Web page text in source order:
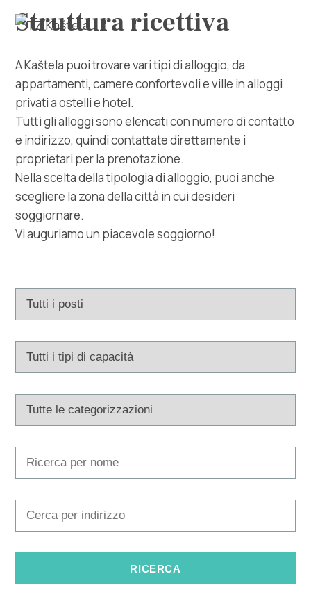
Esplora
Destinazione
Cosa fare
Info
Tourist office
Safe in Dalmatia
it
+385 21 227 933
info@kastela-info.hr
Villa Nika, Kamberovo šetalište 30,
21216 Kaštel Stari, Hrvatska
Struttura ricettiva
A Kaštela puoi trovare vari tipi di alloggio, da
appartamenti, camere confortevoli e ville in alloggi
privati ​​a ostelli e hotel.
Tutti gli alloggi sono elencati con numero di contatto
e indirizzo, quindi contattate direttamente i
proprietari per la prenotazione.
Nella scelta della tipologia di alloggio, puoi anche
scegliere la zona della città in cui desideri
soggiornare.
Vi auguriamo un piacevole soggiorno!